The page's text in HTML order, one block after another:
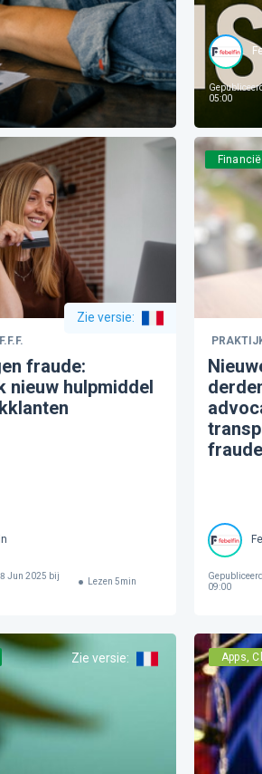
05:00
Zie versie:
F.F.F.
fraude:
nieuw hulpmiddel
Jun 2025 bij
Lezen 5min
fraude
09:00
Zie versie: Apps,